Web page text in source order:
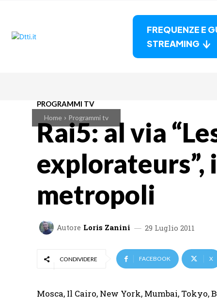
FREQUENZE E
STREAMING
Home Programmi tv
PROGRAMMI TV
Rai5: al via
explorateurs”,
metropoli
Autore Loris Zanini 29 Luglio 2011
CONDIVIDERE FACEBOOK X
Mosca, Il Cairo, New York, Mumbai, Tokyo,